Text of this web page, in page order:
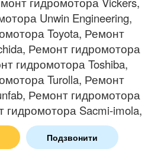
Подзвонити
Unwin Engineering,
Toyota, Ремонт
Ремонт гидромотора
гидромотора Toshiba,
Turolla, Ремонт
Ремонт гидромотора
гидромотора Sacmi-imola,
Sun Hydraulic, Ремонт
Ремонт гидромотора